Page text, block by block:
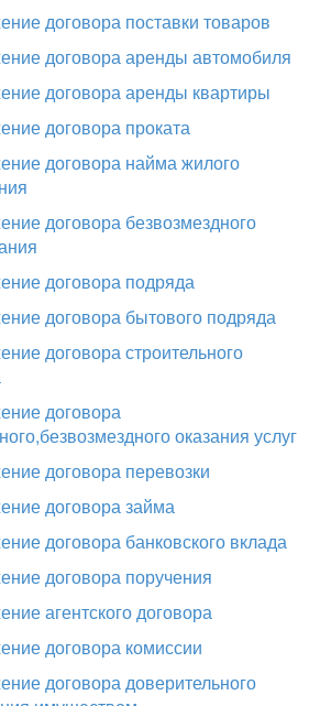
договора поставки товаров
договора аренды автомобиля
договора аренды квартиры
договора проката
договора найма жилого
договора безвозмездного
договора подряда
договора бытового подряда
договора строительного
договора
оказания услуг
договора перевозки
договора займа
договора банковского вклада
договора поручения
агентского договора
договора комиссии
договора доверительного